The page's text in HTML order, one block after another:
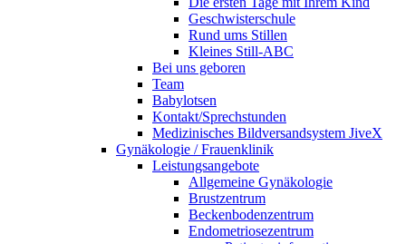
Geschwisterschule
Rund ums Stillen
Kleines Still-ABC
Bei uns geboren
Team
Babylotsen
Kontakt/Sprechstunden
Medizinisches Bildversandsystem JiveX
Gynäkologie / Frauenklinik
Leistungsangebote
Allgemeine Gynäkologie
Brustzentrum
Beckenbodenzentrum
Endometriosezentrum